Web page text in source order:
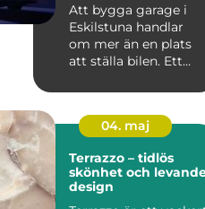
Att bygga garage i
Eskilstuna handlar
om mer än en plats
att ställa bilen. Ett
ger...
04. maj
Terrazzo – tidlös
skönhet och
design